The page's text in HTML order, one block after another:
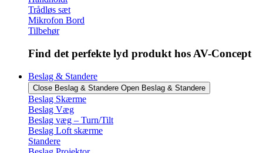
Trådløs sæt
Mikrofon Bord
Tilbehør
Find det perfekte lyd produkt hos AV-Concept
Beslag & Standere
Close Beslag & Standere Open Beslag & Standere
Beslag Skærme
Beslag Væg
Beslag væg – Turn/Tilt
Beslag Loft skærme
Standere